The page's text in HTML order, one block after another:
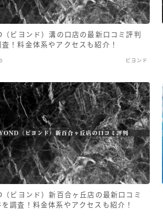
（ビヨンド）溝の口店の最新口コミ評判
！料金体系やアクセスも紹介！
ビヨンド
（ビヨンド）新百合ヶ丘店の最新口コミ
調査！料金体系やアクセスも紹介！